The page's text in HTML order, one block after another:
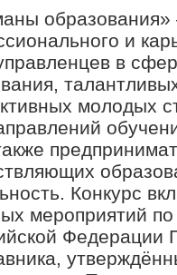
при поддержке
просвещения РФ.
более 20 лет
в сфере образования. В
закончил
педагогический
по специальности
истории». Затем он стал
директора по
работе, курировал
Федеральных
начального общего
в начальной школе.